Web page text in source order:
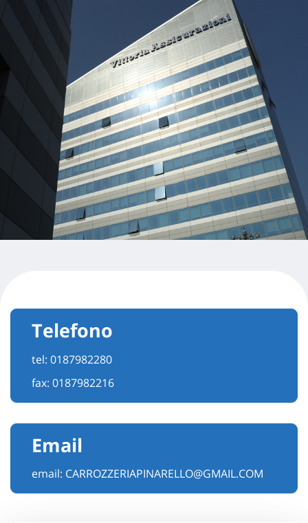
Telefono
tel: 0187982280
fax: 0187982216
Email
email: CARROZZERIAPINARELLO@GMAIL.COM